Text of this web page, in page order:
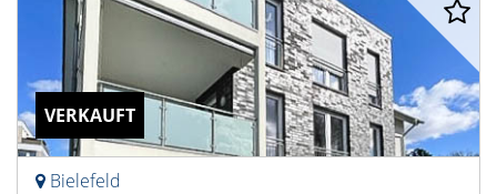
VERKAUFT
Bielefeld